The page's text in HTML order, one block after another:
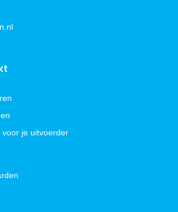
voor je uitvoerder